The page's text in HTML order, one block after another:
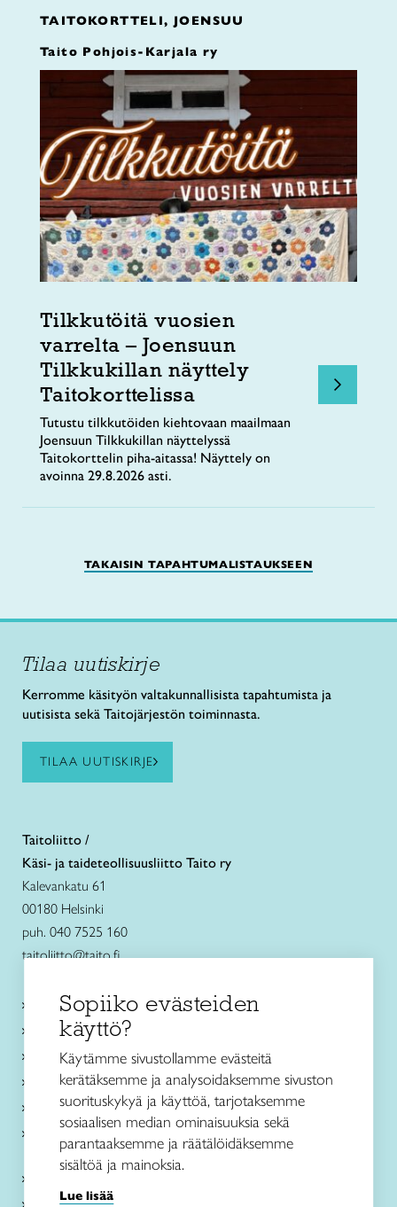
TAITOKORTTELI, JOENSUU
Taito Pohjois-Karjala ry
Tilkkutöitä vuosien
varrelta – Joensuun
Tilkkukillan näyttely
Taitokorttelissa
Tutustu tilkkutöiden kiehtovaan maailmaan
Joensuun Tilkkukillan näyttelyssä
Taitokorttelin piha-aitassa! Näyttely on
avoinna 29.8.2026 asti.
TAKAISIN TAPAHTUMALISTAUKSEEN
Tilaa uutiskirje
Kerromme käsityön valtakunnallisista tapahtumista ja
uutisista sekä Taitojärjestön toiminnasta.
TILAA UUTISKIRJE
Taitoliitto /
Käsi- ja taideteollisuusliitto Taito ry
Kalevankatu 61
00180 Helsinki
puh. 040 7525 160
taitoliitto@taito.fi
Käsityökurssit ja koulutus
Ajankohtaista
Käsityöohjeet
Me olemme Taito
Paikallinen toiminta
Verkkokaupat
Kirjaudu Arviin
Kirjaudu Taitocampukseen
Sopiiko evästeiden
käyttö?
Käytämme sivustollamme evästeitä
kerätäksemme ja analysoidaksemme sivuston
suorituskykyä ja käyttöä, tarjotaksemme
sosiaalisen median ominaisuuksia sekä
parantaaksemme ja räätälöidäksemme
sisältöä ja mainoksia.
Lue lisää